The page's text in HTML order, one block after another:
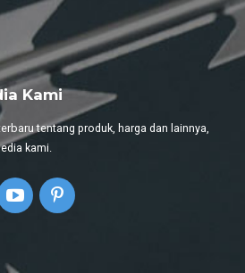
Kami
tentang produk, harga dan lainnya,
kami.